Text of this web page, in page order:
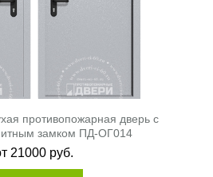
противопожарная дверь с
замком ПД-ОГ014
21000 руб.